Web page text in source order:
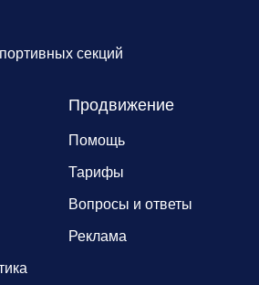
секций
Продвижение
Помощь
Тарифы
Вопросы и ответы
Реклама